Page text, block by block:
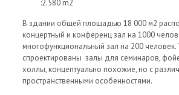
:2.580 m2
В здании общей площадью 18 000 м2
концертный и конференц зал на 1000
многофункциональный зал на 200 человек.
спроектированы залы для семинаров,
холлы, концептуально похожие, но с
пространственными особенностями.